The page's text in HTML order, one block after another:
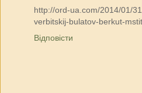
http://ord-ua.com/2014/01/
verbitskij-bulatov-berkut-
Відповісти